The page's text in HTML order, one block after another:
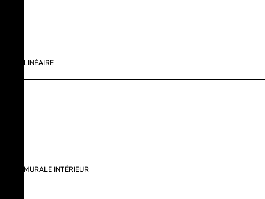
LINÉAIRE
MURALE INTÉRIEUR